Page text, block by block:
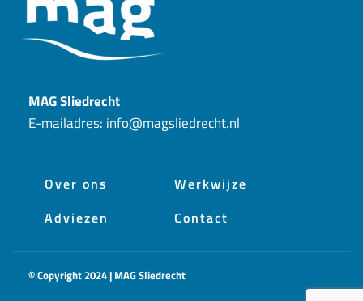
MAG Sliedrecht
E-mailadres: info@magsliedrecht.nl
Over ons
Werkwijze
Adviezen
Contact
© Copyright 2024 | MAG Sliedrecht